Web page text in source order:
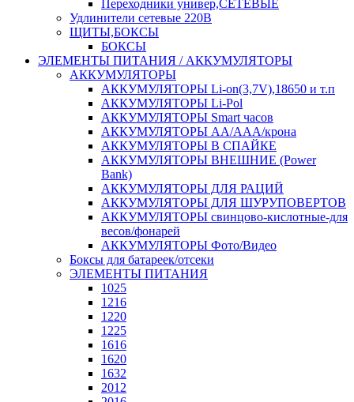
Переходники универ,СЕТЕВЫЕ
Удлинители сетевые 220В
ЩИТЫ,БОКСЫ
БОКСЫ
ЭЛЕМЕНТЫ ПИТАНИЯ / АККУМУЛЯТОРЫ
АККУМУЛЯТОРЫ
АККУМУЛЯТОРЫ Li-on(3,7V),18650 и т.п
АККУМУЛЯТОРЫ Li-Pol
АККУМУЛЯТОРЫ Smart часов
АККУМУЛЯТОРЫ АА/ААА/крона
АККУМУЛЯТОРЫ В СПАЙКЕ
АККУМУЛЯТОРЫ ВНЕШНИЕ (Power
Bank)
АККУМУЛЯТОРЫ ДЛЯ РАЦИЙ
АККУМУЛЯТОРЫ ДЛЯ ШУРУПОВЕРТОВ
АККУМУЛЯТОРЫ свинцово-кислотные-для
весов/фонарей
АККУМУЛЯТОРЫ Фото/Видео
Боксы для батареек/отсеки
ЭЛЕМЕНТЫ ПИТАНИЯ
1025
1216
1220
1225
1616
1620
1632
2012